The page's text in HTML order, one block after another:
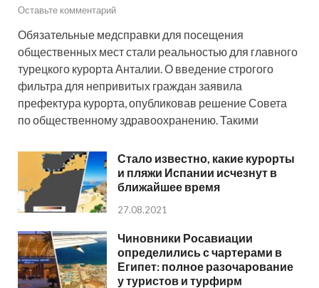
Оставьте комментарий
Обязательные медсправки для посещения
общественных мест стали реальностью для главного
турецкого курорта Анталии. О введение строгого
фильтра для непривитых граждан заявила
префектура курорта, опубликовав решение Совета
по общественному здравоохранению. Такими
Стало известно, какие курорты
и пляжи Испании исчезнут в
ближайшее время
27.08.2021
Чиновники Росавиации
определились с чартерами в
Египет: полное разочарование
у туристов и турфирм